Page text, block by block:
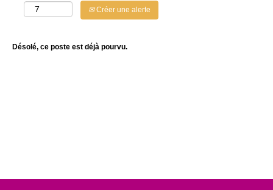
Créer une alerte
Désolé, ce poste est déjà pourvu.